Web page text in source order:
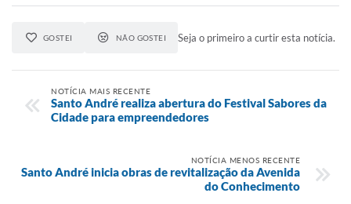
GOSTEI NÃO GOSTEI Seja o primeiro a curtir esta notícia.
NOTÍCIA MAIS RECENTE
Santo André realiza abertura do Festival Sabores da
Cidade para empreendedores
NOTÍCIA MENOS RECENTE
Santo André inicia obras de revitalização da Avenida
do Conhecimento